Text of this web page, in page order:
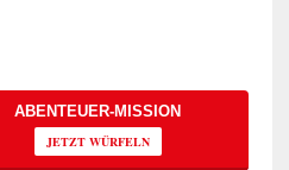
ABENTEUER-MISSION
JETZT WÜRFELN